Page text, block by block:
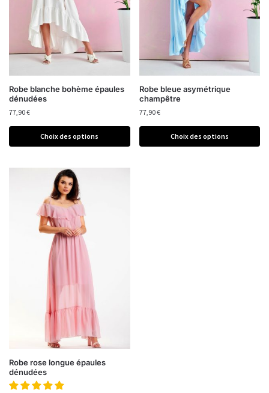
Robe blanche bohème épaules
dénudées
77,90€
Choix des options
Robe bleue asymétrique
champêtre
77,90€
Choix des options
Robe rose longue épaules
dénudées